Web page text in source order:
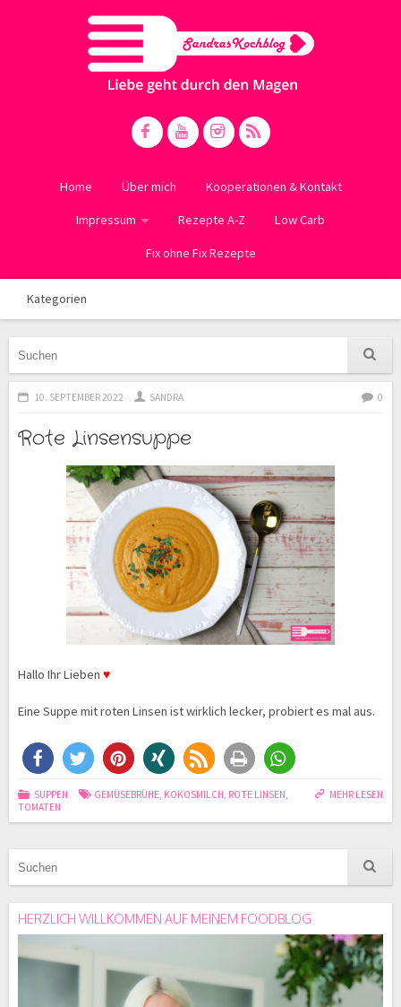
Home Über mich Kooperationen & Kontakt
Impressum Rezepte A-Z Low Carb
Fix ohne Fix Rezepte
Kategorien
10. SEPTEMBER 2022 SANDRA 0
Rote Linsensuppe
Hallo Ihr Lieben ♥
Eine Suppe mit roten Linsen ist wirklich lecker, probiert es mal aus.
MEHR LESEN
SUPPEN GEMÜSEBRÜHE, KOKOSMILCH, ROTE LINSEN,
TOMATEN
HERZLICH WILLKOMMEN AUF MEINEM FOODBLOG